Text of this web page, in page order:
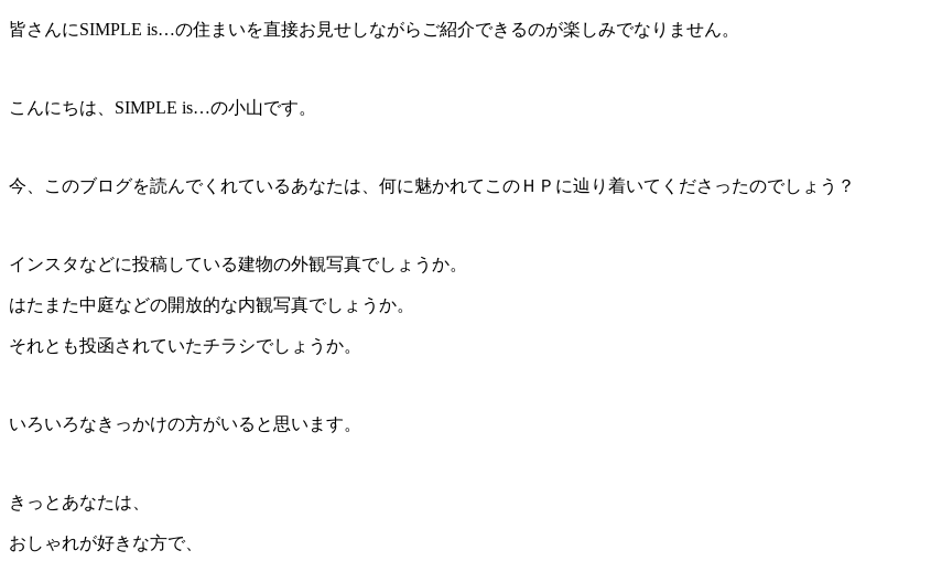
皆さんにSIMPLE is…の住まいを直接お見せしながらご紹介できるのが楽しみでなりません。
こんにちは、SIMPLE is…の小山です。
今、このブログを読んでくれているあなたは、何に魅かれてこのＨＰに辿り着いてくださったのでしょう？
インスタなどに投稿している建物の外観写真でしょうか。
はたまた中庭などの開放的な内観写真でしょうか。
それとも投函されていたチラシでしょうか。
いろいろなきっかけの方がいると思います。
きっとあなたは、
おしゃれが好きな方で、